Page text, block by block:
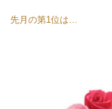
先月の第1位は…